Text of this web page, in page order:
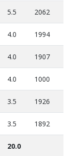
5.5 2062
4.0 1994
4.0 1907
4.0 1000
3.5 1926
3.5 1892
20.0